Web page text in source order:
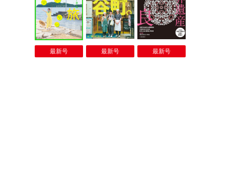
最新号 最新号 最新号